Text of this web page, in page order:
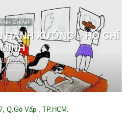
CHÍNH
HÀNH XƯỞNG – HỒ CHÍ
MINH
02/2026
Vấp , TP.HCM.